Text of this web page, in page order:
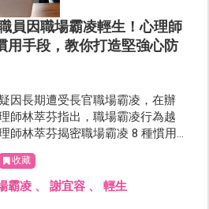
員因職場霸凌輕生！心理師
用手段，教你打造堅強心防
因長期遭受長官職場霸凌，在辦
師林萃芬指出，職場霸凌行為越
師林萃芬揭密職場霸凌 8 種慣用
。
收藏
霸凌、 謝宜容、 輕生